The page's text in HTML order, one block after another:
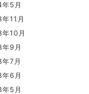
5月
11月
10月
9月
7月
6月
5月